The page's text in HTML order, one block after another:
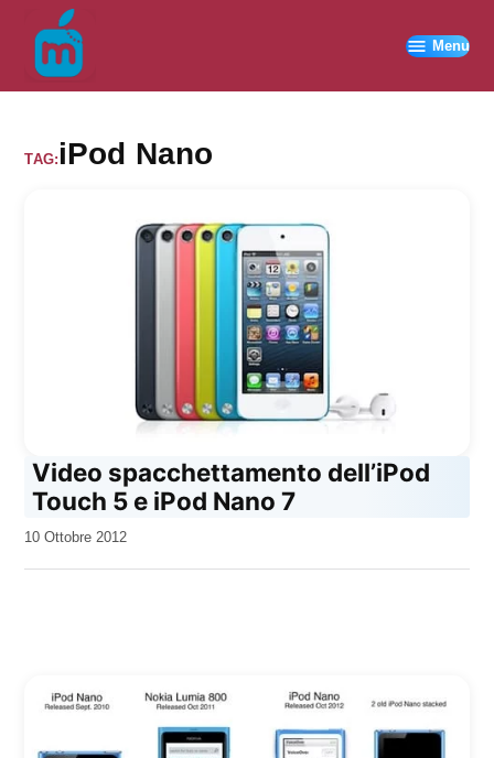
contenuto
Menu
TAG: iPod Nano
Video spacchettamento dell’iPod
Touch 5 e iPod Nano 7
da
10 Ottobre 2012